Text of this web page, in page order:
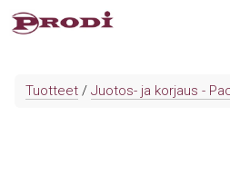
Siirry
sisältöön
Tuotteet / Juotos- ja korjaus -